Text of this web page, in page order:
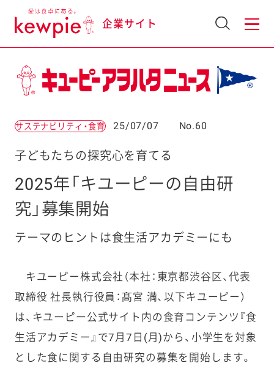
企業サイト
サステナビリティ・食育 25/07/07 No.60
子どもたちの探究心を育てる
2025年「キユーピーの自由研
究」募集開始
テーマのヒントは食生活アカデミーにも
キユーピー株式会社（本社：東京都渋谷区、代表
取締役 社長執行役員：髙宮 満、以下キユーピー）
は、キユーピー公式サイト内の食育コンテンツ『食
生活アカデミー』で7月7日(月)から、小学生を対象
とした食に関する自由研究の募集を開始します。